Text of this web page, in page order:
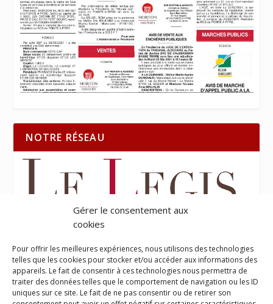
Gérer le consentement aux
cookies
Pour offrir les meilleures expériences, nous utilisons des technologies
telles que les cookies pour stocker et/ou accéder aux informations des
appareils. Le fait de consentir à ces technologies nous permettra de
traiter des données telles que le comportement de navigation ou les ID
uniques sur ce site. Le fait de ne pas consentir ou de retirer son
NOTRE RÉSEAU